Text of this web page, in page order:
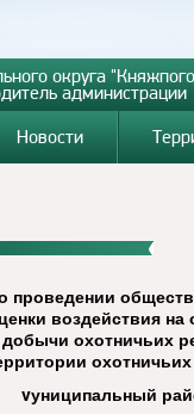
округа
администрации
Новости
проведении
воздействия
охотничьих
vуниципальный